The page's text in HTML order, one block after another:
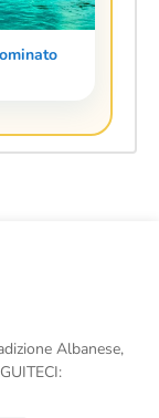
Albanese,